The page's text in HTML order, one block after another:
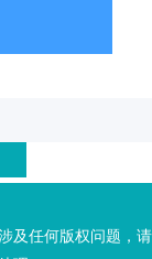
及任何版权问题，请